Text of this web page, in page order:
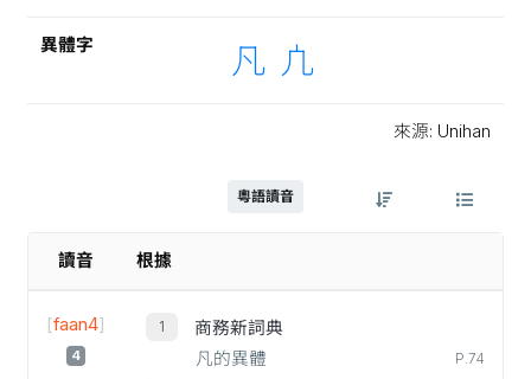
異體字 凡 凣
來源: Unihan
粵語讀音
讀音 根據
[faan4]
4
商務新詞典
凡的異體
P.74